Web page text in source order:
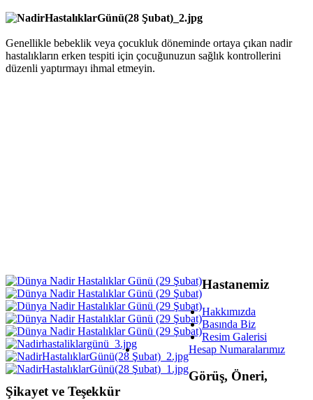
Genellikle bebeklik veya çocukluk döneminde ortaya çıkan nadir
hastalıkların erken tespiti için çocuğunuzun sağlık kontrollerini
düzenli yaptırmayı ihmal etmeyin.
Hastanemiz
Hakkımızda
Basında Biz
Resim Galerisi
Hesap Numaralarımız
Görüş, Öneri,
Şikayet ve Teşekkür